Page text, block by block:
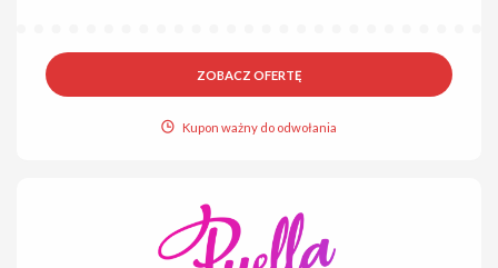
ZOBACZ OFERTĘ
Kupon ważny do odwołania